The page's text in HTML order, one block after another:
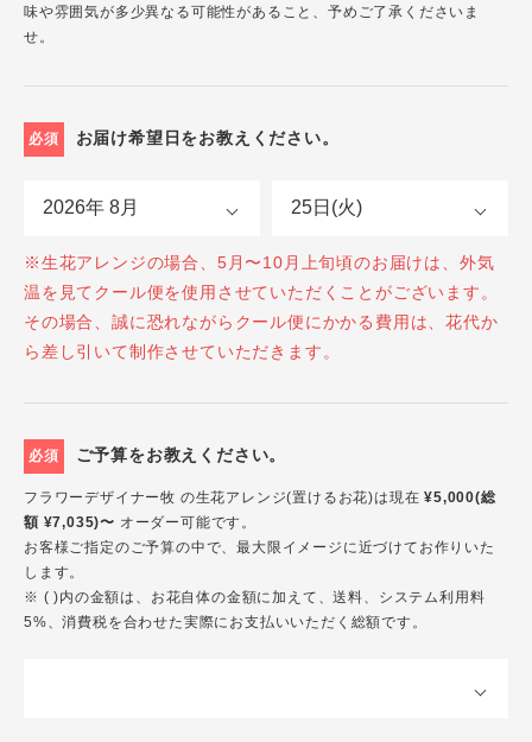
味や雰囲気が多少異なる可能性があること、予めご了承くださいま
せ。
必須 お届け希望日をお教えください。
※生花アレンジの場合、5月〜10月上旬頃のお届けは、外気
温を見てクール便を使用させていただくことがございます。
その場合、誠に恐れながらクール便にかかる費用は、花代か
ら差し引いて制作させていただきます。
必須 ご予算をお教えください。
フラワーデザイナー牧 の生花アレンジ(置けるお花)は現在¥5,000(総
額 ¥7,035)〜 オーダー可能です。
お客様ご指定のご予算の中で、最大限イメージに近づけてお作りいた
します。
※ ( )内の金額は、お花自体の金額に加えて、送料、システム利用料
5%、消費税を合わせた実際にお支払いいただく総額です。